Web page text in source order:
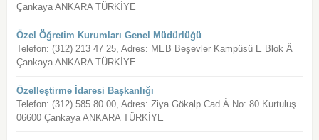
Çankaya ANKARA TÜRKİYE
Özel Öğretim Kurumları Genel Müdürlüğü
Telefon: (312) 213 47 25, Adres: MEB Beşevler Kampüsü E Blok Â
Çankaya ANKARA TÜRKİYE
Özelleştirme İdaresi Başkanlığı
Telefon: (312) 585 80 00, Adres: Ziya Gökalp Cad.Â No: 80 Kurtuluş
06600 Çankaya ANKARA TÜRKİYE